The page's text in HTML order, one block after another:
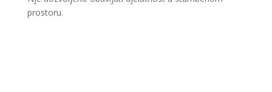
prostoru.